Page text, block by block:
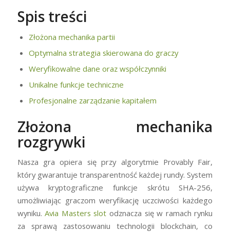
Spis treści
Złożona mechanika partii
Optymalna strategia skierowana do graczy
Weryfikowalne dane oraz współczynniki
Unikalne funkcje techniczne
Profesjonalne zarządzanie kapitałem
Złożona mechanika
rozgrywki
Nasza gra opiera się przy algorytmie Provably Fair,
który gwarantuje transparentność każdej rundy. System
używa kryptograficzne funkcje skrótu SHA-256,
umożliwiając graczom weryfikację uczciwości każdego
wyniku.Avia Masters slot odznacza się w ramach rynku
za sprawą zastosowaniu technologii blockchain, co